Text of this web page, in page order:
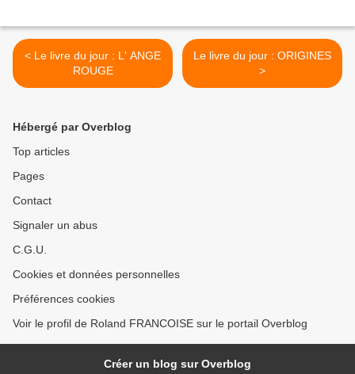
< Le livre du jour : L' ANGE
ROUGE
Le livre du jour : ORIGINES
>
Hébergé par Overblog
Top articles
Pages
Contact
Signaler un abus
C.G.U.
Cookies et données personnelles
Préférences cookies
Voir le profil de Roland FRANCOISE sur le portail Overblog
Créer un blog sur Overblog